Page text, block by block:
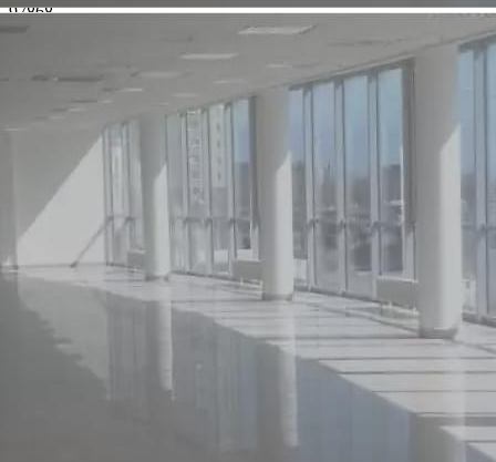
97868
Восточное, д.92 а
Расположено
Отдельно стоящее здание
Предлагается
Желаемый / подходящий вид деятельности
Не указано
Назначение
Размер площади (м2)